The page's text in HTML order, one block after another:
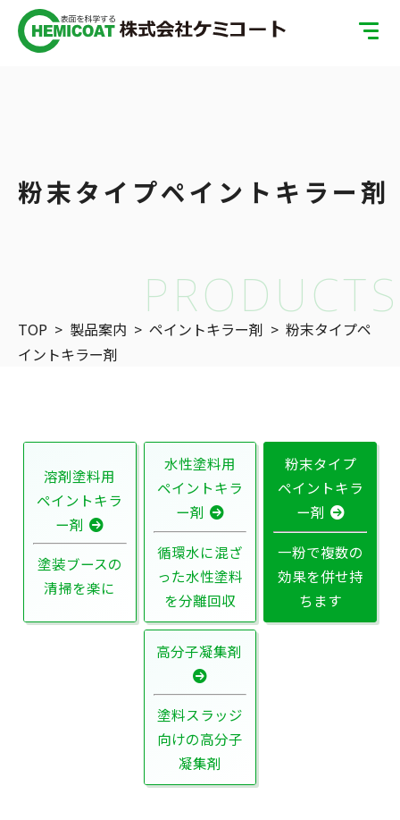
ISOへの取り組み
表面処理の基礎知識
お問い合わせ
PRODUCTS
粉末タイプペイントキラー剤
TOP > 製品案内 > ペイントキラー剤 > 粉末タイプペ
イントキラー剤
溶剤塗料用
ペイントキラ
ー剤
塗装ブースの
清掃を楽に
水性塗料用
ペイントキラ
ー剤
循環水に混ざ
った水性塗料
を分離回収
粉末タイプ
ペイントキラ
ー剤
一粉で複数の
効果を併せ持
ちます
高分子凝集剤
塗料スラッジ
向けの高分子
凝集剤